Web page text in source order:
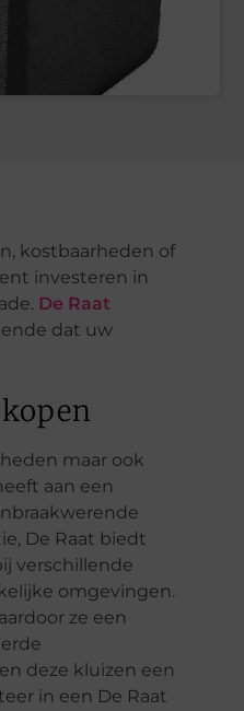
kostbaarheden of
investeren in
De Raat
dat uw
maar ook
aan een
De Raat biedt
verschillende
omgevingen.
ze een
deze kluizen een
in een De Raat